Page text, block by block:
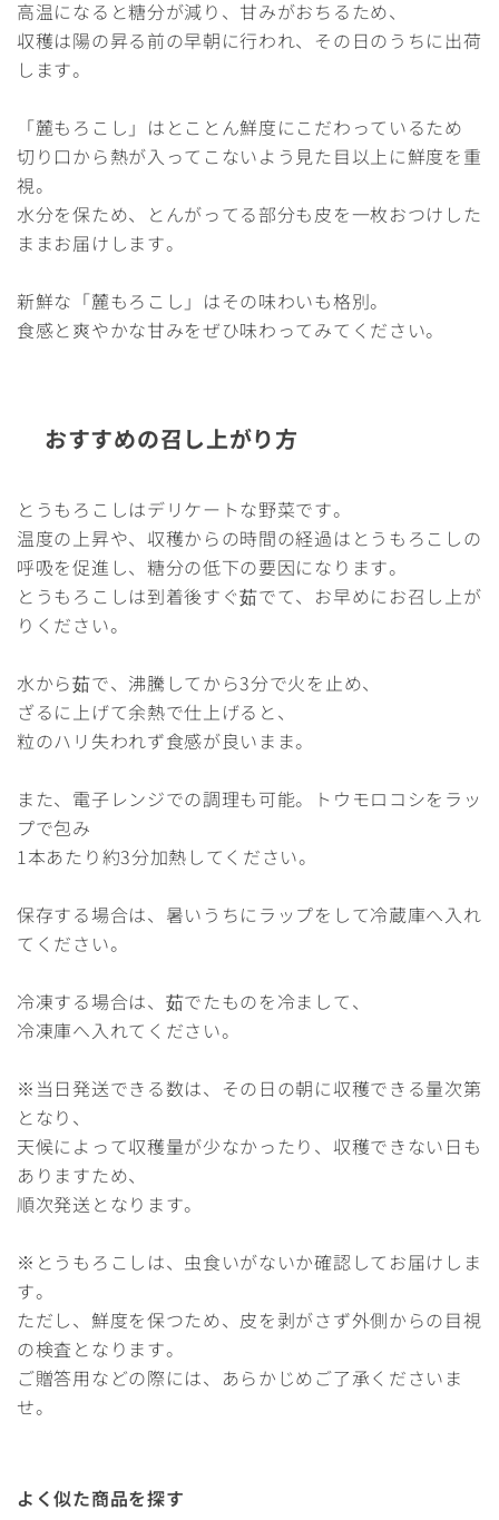
高温になると糖分が減り、甘みがおちるため、
収穫は陽の昇る前の早朝に行われ、その日のうちに出荷
します。
「麓もろこし」はとことん鮮度にこだわっているため
切り口から熱が入ってこないよう見た目以上に鮮度を重
視。
水分を保ため、とんがってる部分も皮を一枚おつけした
ままお届けします。
新鮮な「麓もろこし」はその味わいも格別。
食感と爽やかな甘みをぜひ味わってみてください。
おすすめの召し上がり方
とうもろこしはデリケートな野菜です。
温度の上昇や、収穫からの時間の経過はとうもろこしの
呼吸を促進し、糖分の低下の要因になります。
とうもろこしは到着後すぐ茹でて、お早めにお召し上が
りください。
水から茹で、沸騰してから3分で火を止め、
ざるに上げて余熱で仕上げると、
粒のハリ失われず食感が良いまま。
また、電子レンジでの調理も可能。トウモロコシをラッ
プで包み
1本あたり約3分加熱してください。
保存する場合は、暑いうちにラップをして冷蔵庫へ入れ
てください。
冷凍する場合は、茹でたものを冷まして、
冷凍庫へ入れてください。
※当日発送できる数は、その日の朝に収穫できる量次第
となり、
天候によって収穫量が少なかったり、収穫できない日も
ありますため、
順次発送となります。
※とうもろこしは、虫食いがないか確認してお届けしま
す。
ただし、鮮度を保つため、皮を剥がさず外側からの目視
の検査となります。
ご贈答用などの際には、あらかじめご了承くださいま
せ。
よく似た商品を探す